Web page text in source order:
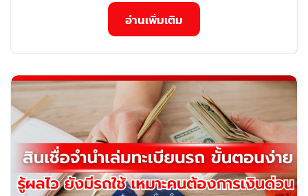
อ่านเพิ่มเติม